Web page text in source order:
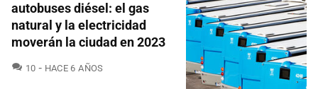
autobuses diésel: el gas
natural y la electricidad
moverán la ciudad en 2023
10 COMENTARIOS
HACE 6 AÑOS